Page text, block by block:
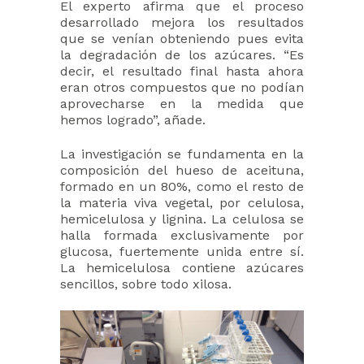
El experto afirma que el proceso
desarrollado mejora los resultados
que se venían obteniendo pues evita
la degradación de los azúcares. “Es
decir, el resultado final hasta ahora
eran otros compuestos que no podían
aprovecharse en la medida que
hemos logrado”, añade.
La investigación se fundamenta en la
composición del hueso de aceituna,
formado en un 80%, como el resto de
la materia viva vegetal, por celulosa,
hemicelulosa y lignina. La celulosa se
halla formada exclusivamente por
glucosa, fuertemente unida entre sí.
La hemicelulosa contiene azúcares
sencillos, sobre todo xilosa.